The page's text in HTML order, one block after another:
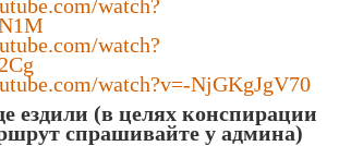
watch?
watch?
watch?v=-NjGKgJgV70
ездили (в целях конспирации
спрашивайте у админа)